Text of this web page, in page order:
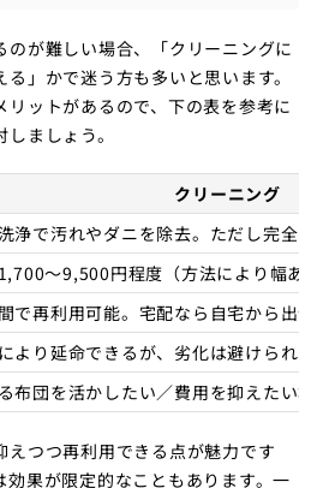
が難しい場合、「クリーニングに
」かで迷う方も多いと思います。
リットがあるので、下の表を参考に
ましょう。
クリーニング
浄で汚れやダニを除去。ただし完全
〜9,500円程度（方法により幅あ
で再利用可能。宅配なら自宅から出
より延命できるが、劣化は避けられ
布団を活かしたい／費用を抑えたい
えつつ再利用できる点が魅力です
果が限定的なこともあります。一